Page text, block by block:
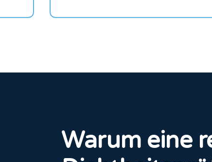
Warum eine